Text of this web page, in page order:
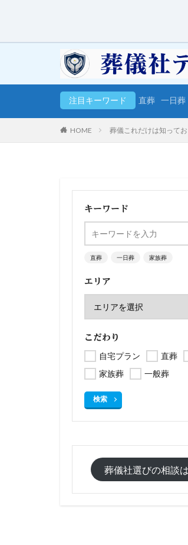
注目キーワード 直葬 一日葬
HOME 葬儀これだけは知ってお
キーワード
直葬 一日葬 家族葬
エリア
こだわり
自宅プラン 直葬
家族葬
一般葬
検索
葬儀社選びの相談